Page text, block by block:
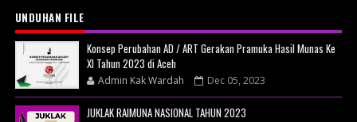
UNDUHAN FILE
Konsep Perubahan AD / ART Gerakan Pramuka Hasil Munas Ke
XI Tahun 2023 di Aceh
Admin Kak Wardah Dec 05, 2023
JUKLAK RAIMUNA NASIONAL TAHUN 2023